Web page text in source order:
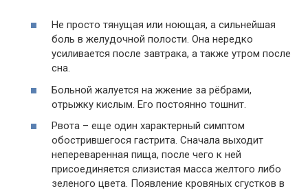
Не просто тянущая или ноющая, а сильнейшая
боль в желудочной полости. Она нередко
усиливается после завтрака, а также утром после
сна.
Больной жалуется на жжение за рёбрами,
отрыжку кислым. Его постоянно тошнит.
Рвота – еще один характерный симптом
обострившегося гастрита. Сначала выходит
непереваренная пища, после чего к ней
присоединяется слизистая масса желтого либо
зеленого цвета. Появление кровяных сгустков в